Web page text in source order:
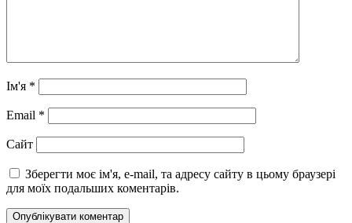
Ім'я *
Email *
Сайт
Зберегти моє ім'я, e-mail, та адресу сайту в цьому браузері
для моїх подальших коментарів.